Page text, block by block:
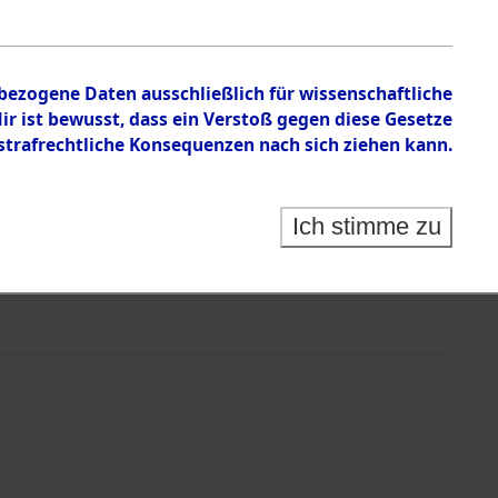
Daten ausschließlich für wissenschaftliche
bewusst, dass ein Verstoß gegen diese Gesetze
Konsequenzen nach sich ziehen kann.
Ich stimme zu